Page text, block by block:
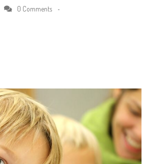
0 Comments -